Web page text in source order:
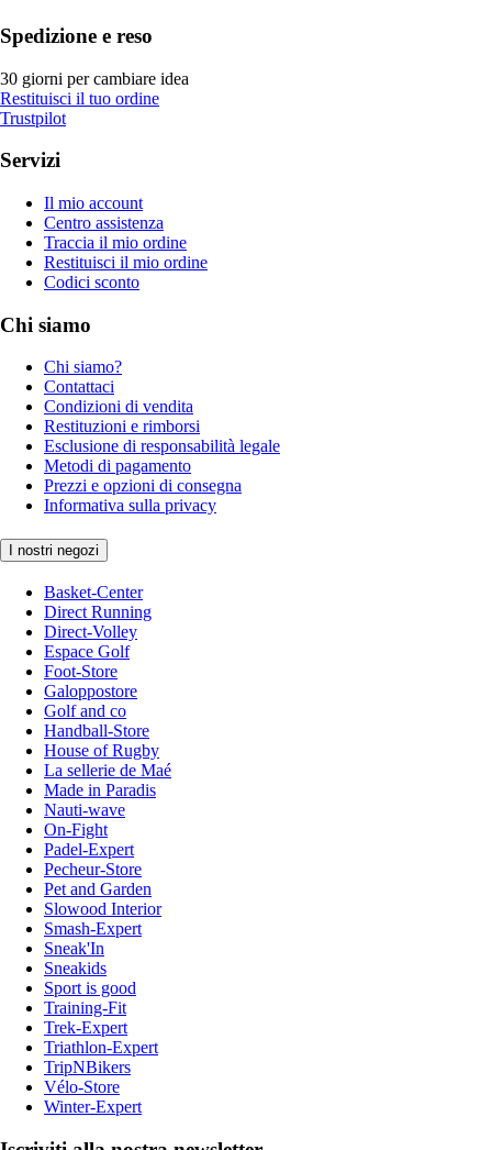
Spedizione e reso
30 giorni per cambiare idea
Restituisci il tuo ordine
Trustpilot
Servizi
Il mio account
Centro assistenza
Traccia il mio ordine
Restituisci il mio ordine
Codici sconto
Chi siamo
Chi siamo?
Contattaci
Condizioni di vendita
Restituzioni e rimborsi
Esclusione di responsabilità legale
Metodi di pagamento
Prezzi e opzioni di consegna
Informativa sulla privacy
I nostri negozi
Basket-Center
Direct Running
Direct-Volley
Espace Golf
Foot-Store
Galoppostore
Golf and co
Handball-Store
House of Rugby
La sellerie de Maé
Made in Paradis
Nauti-wave
On-Fight
Padel-Expert
Pecheur-Store
Pet and Garden
Slowood Interior
Smash-Expert
Sneak'In
Sneakids
Sport is good
Training-Fit
Trek-Expert
Triathlon-Expert
TripNBikers
Vélo-Store
Winter-Expert